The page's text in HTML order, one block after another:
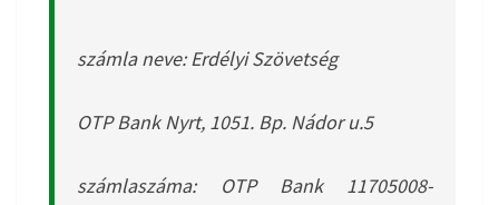
számla neve: Erdélyi Szövetség
OTP Bank Nyrt, 1051. Bp. Nádor u.5
számlaszáma: OTP Bank 11705008-